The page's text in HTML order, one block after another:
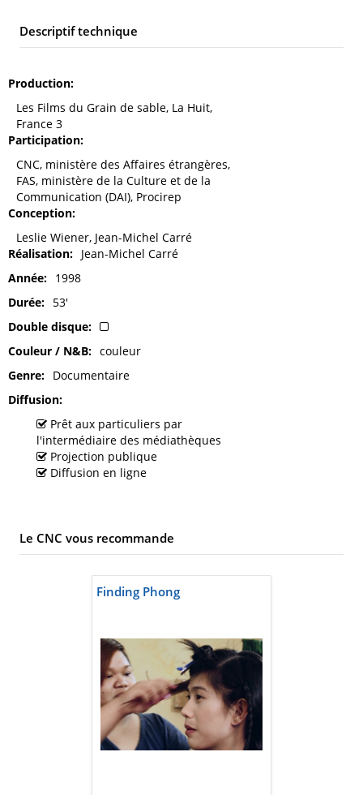
Descriptif technique
Production
Les Films du Grain de sable, La Huit,
France 3
Participation
CNC, ministère des Affaires étrangères,
FAS, ministère de la Culture et de la
Communication (DAI), Procirep
Conception
Leslie Wiener, Jean-Michel Carré
Réalisation
Jean-Michel Carré
Année
1998
Durée
53'
Double disque
Couleur / N&B
couleur
Genre
Documentaire
Diffusion
Prêt aux particuliers par
l'intermédiaire des médiathèques
Projection publique
Diffusion en ligne
Le CNC vous recommande
Finding Phong